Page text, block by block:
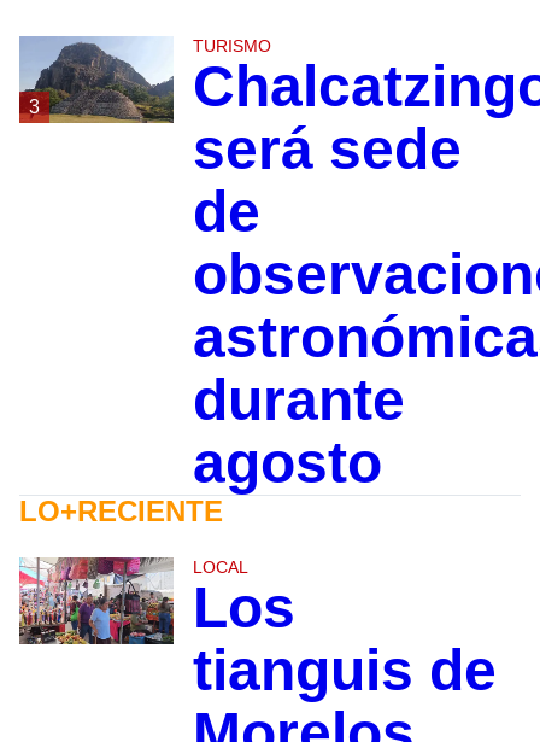
3
TURISMO
será sede
de
durante
agosto
LO+RECIENTE
LOCAL
Los
tianguis de